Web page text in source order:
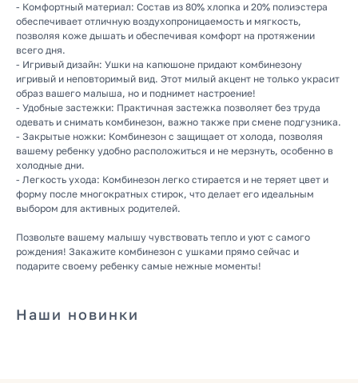
- Комфортный материал: Состав из 80% хлопка и 20% полиэстера
обеспечивает отличную воздухопроницаемость и мягкость,
позволяя коже дышать и обеспечивая комфорт на протяжении
всего дня.
- Игривый дизайн: Ушки на капюшоне придают комбинезону
игривый и неповторимый вид. Этот милый акцент не только украсит
образ вашего малыша, но и поднимет настроение!
- Удобные застежки: Практичная застежка позволяет без труда
одевать и снимать комбинезон, важно также при смене подгузника.
- Закрытые ножки: Комбинезон с защищает от холода, позволяя
вашему ребенку удобно расположиться и не мерзнуть, особенно в
холодные дни.
- Легкость ухода: Комбинезон легко стирается и не теряет цвет и
форму после многократных стирок, что делает его идеальным
выбором для активных родителей.
Позвольте вашему малышу чувствовать тепло и уют с самого
рождения! Закажите комбинезон с ушками прямо сейчас и
подарите своему ребенку самые нежные моменты!
Наши новинки
Летняя
Зимняя
Готовые подборки
Комплекты на выписку
КАТАЛОГ